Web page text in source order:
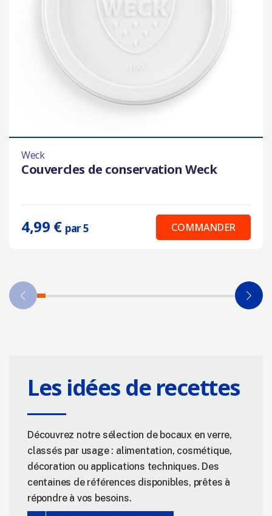
Weck
Couvercles de conservation Weck
4,99 € par 5 COMMANDER
Les idées de recettes
Découvrez notre sélection de bocaux en verre,
classés par usage : alimentation, cosmétique,
décoration ou applications techniques. Des
centaines de références disponibles, prêtes à
répondre à vos besoins.